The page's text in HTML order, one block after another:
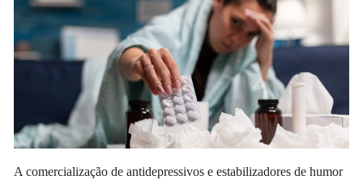
Acomercialização de antidepressivos e estabilizadores de humor